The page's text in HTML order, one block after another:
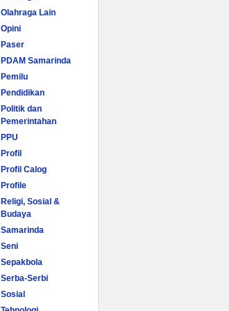
Olahraga Lain
Opini
Paser
PDAM Samarinda
Pemilu
Pendidikan
Politik dan
Pemerintahan
PPU
Profil
Profil Calog
Profile
Religi, Sosial &
Budaya
Samarinda
Seni
Sepakbola
Serba-Serbi
Sosial